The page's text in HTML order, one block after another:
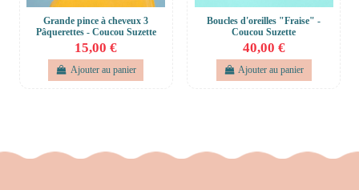
Grande pince à cheveux 3
Pâquerettes - Coucou Suzette
15,00 €
Ajouter au panier
Boucles d'oreilles "Fraise" -
Coucou Suzette
40,00 €
Ajouter au panier